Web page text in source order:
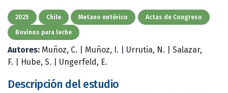
2025 Chile Metano entérico Actas de Congreso
Bovinos para leche
Autores: Muñoz, C. Muñoz, I. Urrutia, N.
Salazar,
F.
Hube, S. Ungerfeld, E.
Descripción del estudio